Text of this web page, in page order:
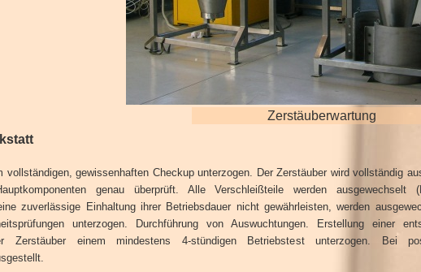
vollständigen, gewissenhaften Checkup unterzogen. Der Zerstäuber wird vollständig
genau überprüft. Alle Verschleißteile werden
zuverlässige Einhaltung ihrer Betriebsdauer nicht gewährleisten, werden
unterzogen. Durchführung von Auswuchtungen. Erstellung einer
Zerstäuber einem mindestens 4-stündigen Betriebstest unterzogen. Bei
Zerstäuberwartung